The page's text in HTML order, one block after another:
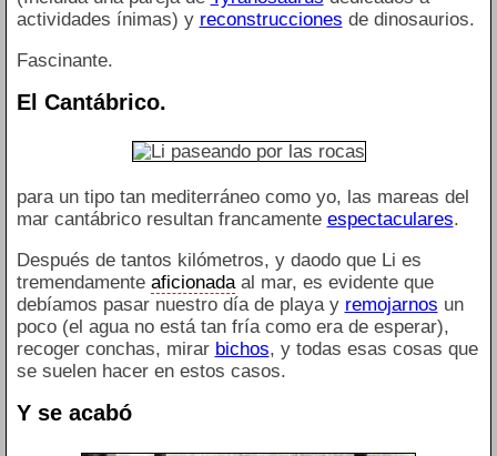
actividades ínimas) y reconstrucciones de dinosaurios.
Fascinante.
El Cantábrico.
para un tipo tan mediterráneo como yo, las mareas del
mar cantábrico resultan francamente espectaculares.
Después de tantos kilómetros, y daodo que Li es
tremendamente aficionadaal mar, es evidente que
debíamos pasar nuestro día de playa y remojarnos un
poco (el agua no está tan fría como era de esperar),
recoger conchas, mirar bichos, y todas esas cosas que
se suelen hacer en estos casos.
Y se acabó